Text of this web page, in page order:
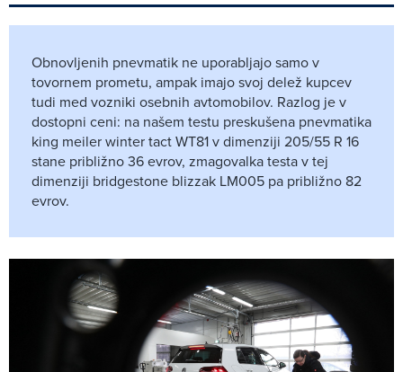
Obnovljenih pnevmatik ne uporabljajo samo v
tovornem prometu, ampak imajo svoj delež kupcev
tudi med vozniki osebnih avtomobilov. Razlog je v
dostopni ceni: na našem testu preskušena pnevmatika
king meiler winter tact WT81 v dimenziji 205/55 R 16
stane približno 36 evrov, zmagovalka testa v tej
dimenziji bridgestone blizzak LM005 pa približno 82
evrov.